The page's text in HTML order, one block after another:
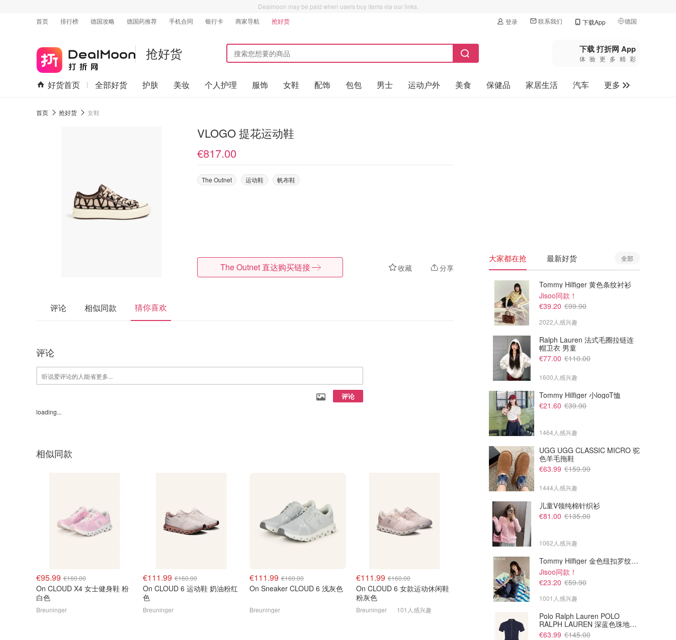
Dealmoon may be paid when users buy items via our links.
首页
排行榜 德国攻略 德国药推荐 手机合同 银行卡 商家导航 抢好货 登录 联系我们 下载App 德国
🇺🇸美国
🇨🇳中国
🇨🇦加拿大
抢好货 下载 打折网 App
体验更多精彩
好货首页 全部好货 护肤 美妆 个人护理 服饰 女鞋 配饰 包包 男士 运动户外 美食 保健品 家居生活 汽车
更多
首页 抢好货 女鞋
VLOGO 提花运动鞋
€817.00
The Outnet 运动鞋 帆布鞋
收藏 分享
The Outnet 直达购买链接
评论 相似同款 猜你喜欢
评论
评论
loading...
相似同款
€95.99 €160.00
On CLOUD X4 女士健身鞋 粉
白色
Breuninger
€111.99 €160.00
On CLOUD 6 运动鞋 奶油粉红
色
Breuninger
€111.99 €160.00
On Sneaker CLOUD 6 浅灰色
Breuninger
€111.99 €160.00
On CLOUD 6 女款运动休闲鞋
粉灰色
Breuninger 101人感兴趣
€160.00
On CLOUD 6 休闲运动鞋 白色
€87.99
On CLOUDPULSE NEXT 运动
鞋 米色浅绿
大家都在抢 最新好货 全部
Tommy Hilfiger 黄色条纹衬衫
Jisoo同款！
€39.20 €99.90
2022人感兴趣
Ralph Lauren 法式毛圈拉链连
帽卫衣 男童
€77.00 €110.00
1600人感兴趣
Tommy Hilfiger 小logoT恤
€21.60 €39.90
1464人感兴趣
UGG UGG CLASSIC MICRO 驼
色羊毛拖鞋
€63.99 €159.99
1444人感兴趣
儿童V领纯棉针织衫
€81.00 €135.00
1062人感兴趣
Tommy Hilfiger 金色纽扣罗纹背心
Jisoo同款！
€23.20 €59.90
1001人感兴趣
Polo Ralph Lauren POLO
RALPH LAUREN 深蓝色珠地布
Polo衫
€63.99 €145.00